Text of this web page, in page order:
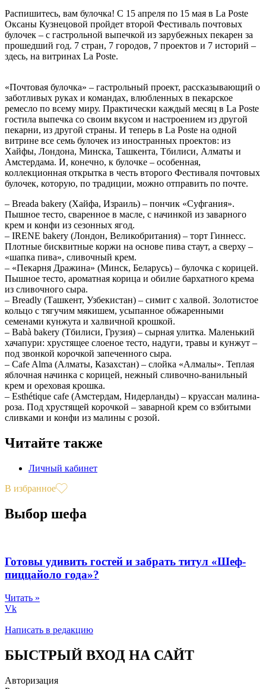
Распишитесь, вам булочка! С 15 апреля по 15 мая в La Poste
Оксаны Кузнецовой пройдет второй Фестиваль почтовых
булочек – с гастрольной выпечкой из зарубежных пекарен за
прошедший год. 7 стран, 7 городов, 7 проектов и 7 историй –
здесь, на витринах La Poste.
«Почтовая булочка» – гастрольный проект, рассказывающий о
заботливых руках и командах, влюбленных в пекарское
ремесло по всему миру. Практически каждый месяц в La Poste
гостила выпечка со своим вкусом и настроением из другой
пекарни, из другой страны. И теперь в La Poste на одной
витрине все семь булочек из иностранных проектов: из
Хайфы, Лондона, Минска, Ташкента, Тбилиси, Алматы и
Амстердама. И, конечно, к булочке – особенная,
коллекционная открытка в честь второго Фестиваля почтовых
булочек, которую, по традиции, можно отправить по почте.
– Breada bakery (Хайфа, Израиль) – пончик «Суфгания».
Пышное тесто, сваренное в масле, с начинкой из заварного
крем и конфи из сезонных ягод.
– IRENE bakery (Лондон, Великобритания) – торт Гиннесс.
Плотные бисквитные коржи на основе пива стаут, а сверху –
«шапка пива», сливочный крем.
– «Пекарня Дражина» (Минск, Беларусь) – булочка с корицей.
Пышное тесто, ароматная корица и обилие бархатного крема
из сливочного сыра.
– Breadly (Ташкент, Узбекистан) – симит с халвой. Золотистое
кольцо с тягучим мякишем, усыпанное обжаренными
семенами кунжута и халвичной крошкой.
– Babà bakery (Тбилиси, Грузия) – сырная улитка. Маленький
хачапури: хрустящее слоеное тесто, надуги, травы и кунжут –
под звонкой корочкой запеченного сыра.
– Cafe Alma (Алматы, Казахстан) – слойка «Алмалы». Теплая
яблочная начинка с корицей, нежный сливочно-ванильный
крем и ореховая крошка.
– Esthétique cafe (Амстердам, Нидерланды) – круассан малина-
роза. Под хрустящей корочкой – заварной крем со взбитыми
сливками и конфи из малины с розой.
Читайте также
Личный кабинет
В избранное
Выбор шефа
Готовы удивить гостей и забрать титул «Шеф-
пиццайоло года»?
Читать »
Vk
Написать в редакцию
БЫСТРЫЙ ВХОД НА САЙТ
Авторизация